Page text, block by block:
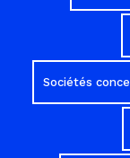
Sociétés